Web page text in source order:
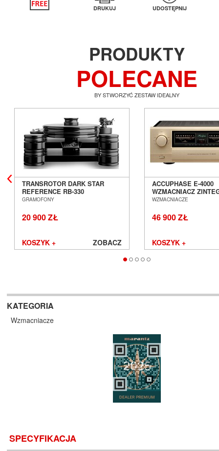
DRUKUJ UDOSTĘPNIJ
PRODUKTY
POLECANE
BY STWORZYĆ ZESTAW IDEALNY
TRANSROTOR DARK STAR
REFERENCE RB-330
GRAMOFON ANALOGOWY
GRAMOFONY
20 900 ZŁ
KOSZYK + ZOBACZ
ACCUPHASE E-4000
WZMACNIACZ
SALON POZNAŃ
WZMACNIACZE
46 900 ZŁ
KOSZYK +
KATEGORIA
Wzmacniacze
SPECYFIKACJA